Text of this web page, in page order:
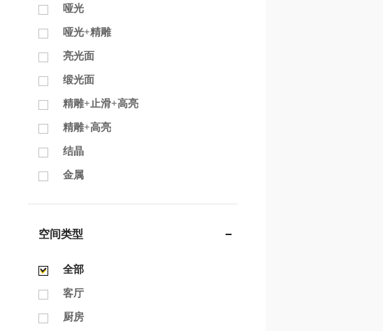
哑光
哑光+精雕
亮光面
缎光面
精雕+止滑+高亮
精雕+高亮
结晶
金属
空间类型
全部
客厅
厨房